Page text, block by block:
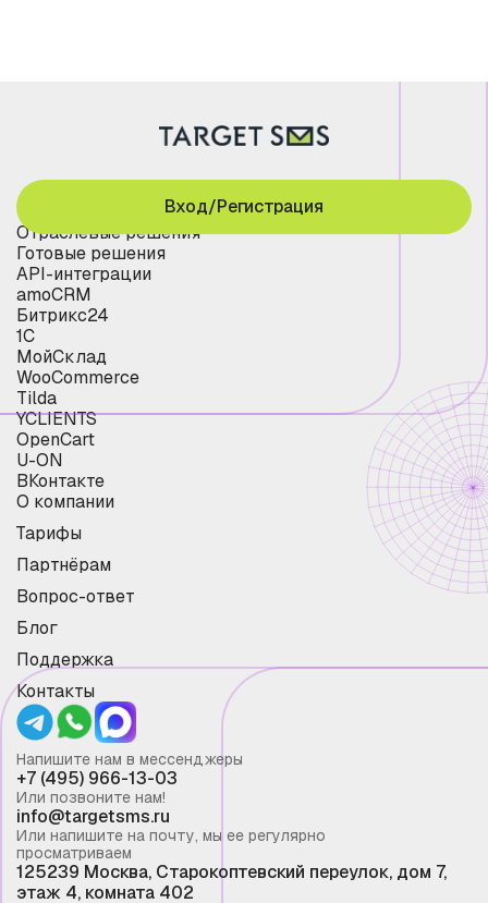
Отраслевые решения
Готовые решения
API-интеграции
amoCRM
Битрикс24
1С
МойСклад
WooCommerce
Tilda
YCLIENTS
OpenCart
U-ON
ВКонтакте
О компании
Тарифы
Партнёрам
Вопрос-ответ
Блог
Поддержка
Контакты
Вход/Регистрация
Напишите нам в мессенджеры
+7 (495) 966-13-03
Или позвоните нам!
info@targetsms.ru
Или напишите на почту, мы ее регулярно
просматриваем
125239 Москва, Старокоптевский переулок, дом 7,
этаж 4, комната 402